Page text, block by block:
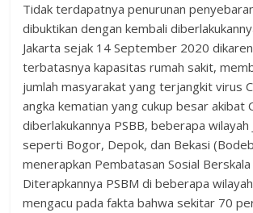
Tidak terdapatnya penurunan
dibuktikan dengan kembali
Jakarta sejak 14 September 2020
terbatasnya kapasitas rumah sakit,
jumlah masyarakat yang terjangkit virus
angka kematian yang cukup besar akibat
diberlakukannya PSBB, beberapa wilayah
seperti Bogor, Depok, dan Bekasi
menerapkan Pembatasan Sosial Berskala
Diterapkannya PSBM di beberapa
mengacu pada fakta bahwa sekitar 70